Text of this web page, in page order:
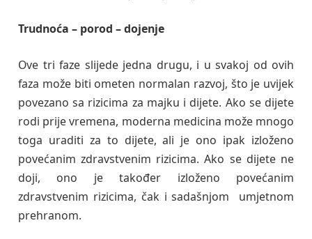
Trudnoća – porod – dojenje
Ove tri faze slijede jedna drugu, i u svakoj od ovih
faza može biti ometen normalan razvoj, što je uvijek
povezano sa rizicima za majku i dijete. Ako se dijete
rodi prije vremena, moderna medicina može mnogo
toga uraditi za to dijete, ali je ono ipak izloženo
povećanim zdravstvenim rizicima. Ako se dijete ne
doji, ono je također izloženo povećanim
zdravstvenim rizicima, čak i sadašnjom umjetnom
prehranom.